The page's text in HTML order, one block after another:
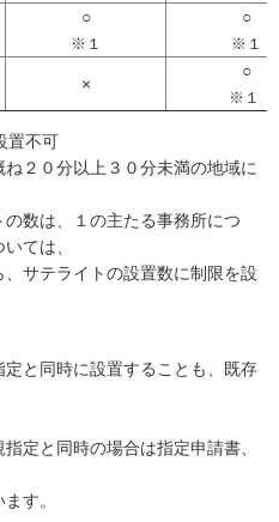
○
※１
○
※１
×
○
※１
可
０分以上３０分未満の地域に
数は、１の主たる事務所につ
ては、
テライトの設置数に制限を設
と同時に設置することも、既存
定と同時の場合は指定申請書、
す。